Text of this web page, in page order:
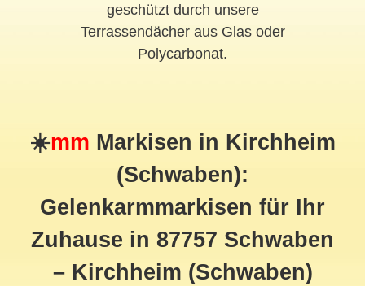
geschützt durch unsere
Terrassendächer aus Glas oder
Polycarbonat.
☀️mm Markisen in Kirchheim
(Schwaben):
Gelenkarmmarkisen für Ihr
Zuhause in 87757 Schwaben
– Kirchheim (Schwaben)